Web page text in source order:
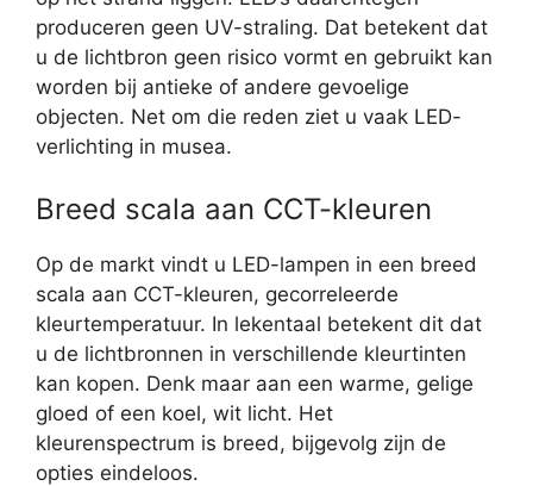
produceren geen UV-straling. Dat betekent dat
u de lichtbron geen risico vormt en gebruikt kan
worden bij antieke of andere gevoelige
objecten. Net om die reden ziet u vaak LED-
verlichting in musea.
Breed scala aan CCT-kleuren
Op de markt vindt u LED-lampen in een breed
scala aan CCT-kleuren, gecorreleerde
kleurtemperatuur. In lekentaal betekent dit dat
u de lichtbronnen in verschillende kleurtinten
kan kopen. Denk maar aan een warme, gelige
gloed of een koel, wit licht. Het
kleurenspectrum is breed, bijgevolg zijn de
opties eindeloos.